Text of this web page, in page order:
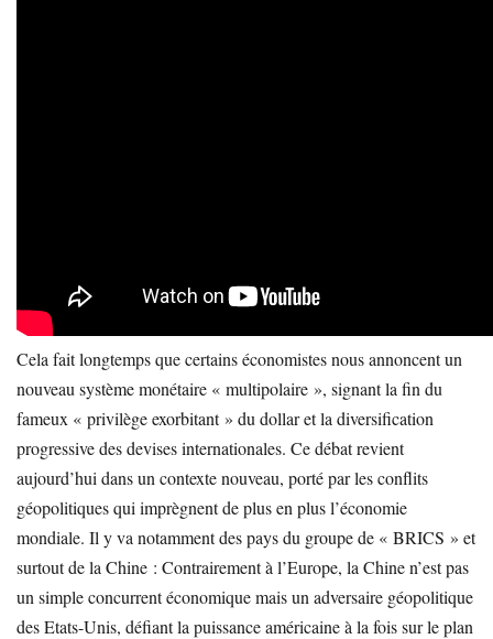
Cela fait longtemps que certains économistes nous annoncent un
nouveau système monétaire « multipolaire », signant la fin du
fameux « privilège exorbitant » du dollar et la diversification
progressive des devises internationales. Ce débat revient
aujourd’hui dans un contexte nouveau, porté par les conflits
géopolitiques qui imprègnent de plus en plus l’économie
mondiale. Il y va notamment des pays du groupe de « BRICS » et
surtout de la Chine : Contrairement à l’Europe, la Chine n’est pas
un simple concurrent économique mais un adversaire géopolitique
des Etats-Unis, défiant la puissance américaine à la fois sur le plan